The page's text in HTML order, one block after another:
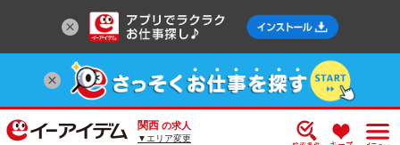
関西 の求人
▼エリア変更